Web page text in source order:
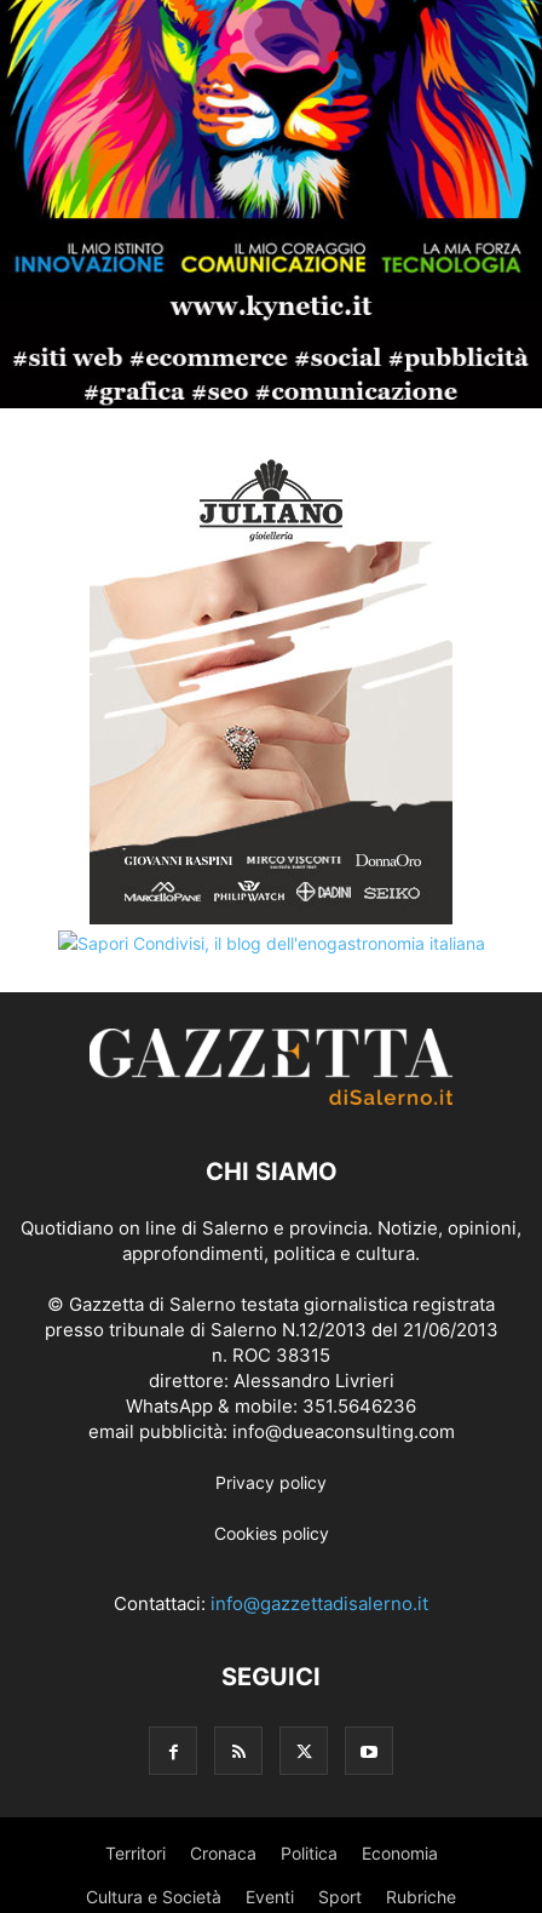
CHI SIAMO
Quotidiano on line di Salerno e provincia. Notizie, opinioni,
approfondimenti, politica e cultura.
© Gazzetta di Salerno testata giornalistica registrata
presso tribunale di Salerno N.12/2013 del 21/06/2013
n. ROC 38315
direttore: Alessandro Livrieri
WhatsApp & mobile: 351.5646236
email pubblicità: info@dueaconsulting.com
Privacy policy
Cookies policy
Contattaci: info@gazzettadisalerno.it
SEGUICI
Territori Cronaca Politica Economia
Cultura e Società Eventi Sport Rubriche